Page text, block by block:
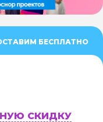
БЕСПЛАТНО
СКИДКУ